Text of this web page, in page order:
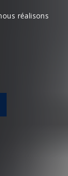
réalisons